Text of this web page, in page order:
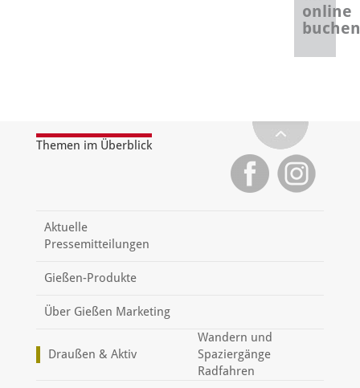
online
buchen
Themen im Überblick
Aktuelle
Pressemitteilungen
Gießen-Produkte
Über Gießen Marketing
Draußen & Aktiv
Wandern und
Spaziergänge
Radfahren